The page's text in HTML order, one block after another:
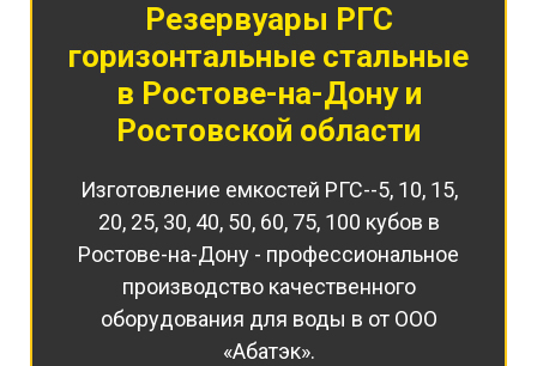
Резервуары РГС
горизонтальные стальные
в Ростове-на-Дону и
Ростовской области
Изготовление емкостей РГС--5, 10, 15,
20, 25, 30, 40, 50, 60, 75, 100 кубов в
Ростове-на-Дону - профессиональное
производство качественного
оборудования для воды в от ООО
«Абатэк».